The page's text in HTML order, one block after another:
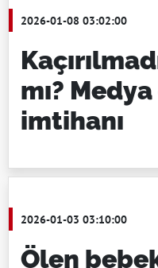
2026-01-08 03:02:00
mı?
imtihanı
2026-01-03 03:10:00
Ölen